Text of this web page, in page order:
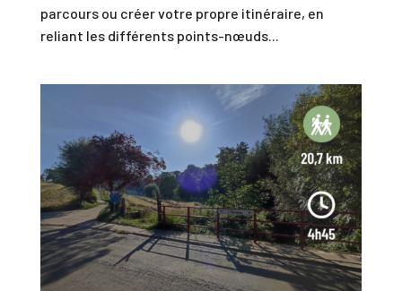
parcours ou créer votre propre itinéraire, en
reliant les différents points-nœuds...